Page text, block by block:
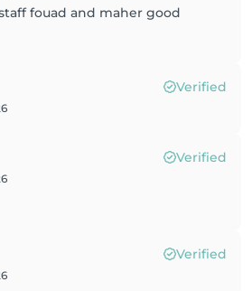
fouad and maher good
Verified
Verified
Verified